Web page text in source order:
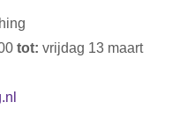
tot: vrijdag 13 maart